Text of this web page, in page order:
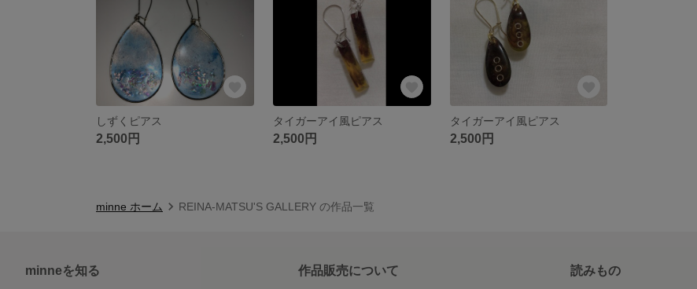
しずくピアス
2,500円
タイガーアイ風ピアス
2,500円
タイガーアイ風ピアス
2,500円
minne ホーム REINA-MATSU'S GALLERY の作品一覧
minneを知る 作品販売について 読みもの